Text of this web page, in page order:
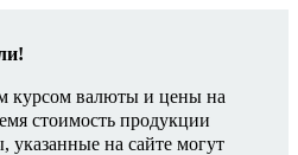
курсом валюты и цены на
стоимость продукции
указанные на сайте могут